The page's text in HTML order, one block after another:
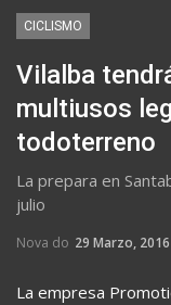
CICLISMO
Vilalba
multiusos
todoterreno
La prepara en
julio
Nova do 29 Marzo, 2016
La empresa